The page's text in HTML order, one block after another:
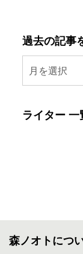
過去の記事
月を選択
ライター 一
森ノオトにつ